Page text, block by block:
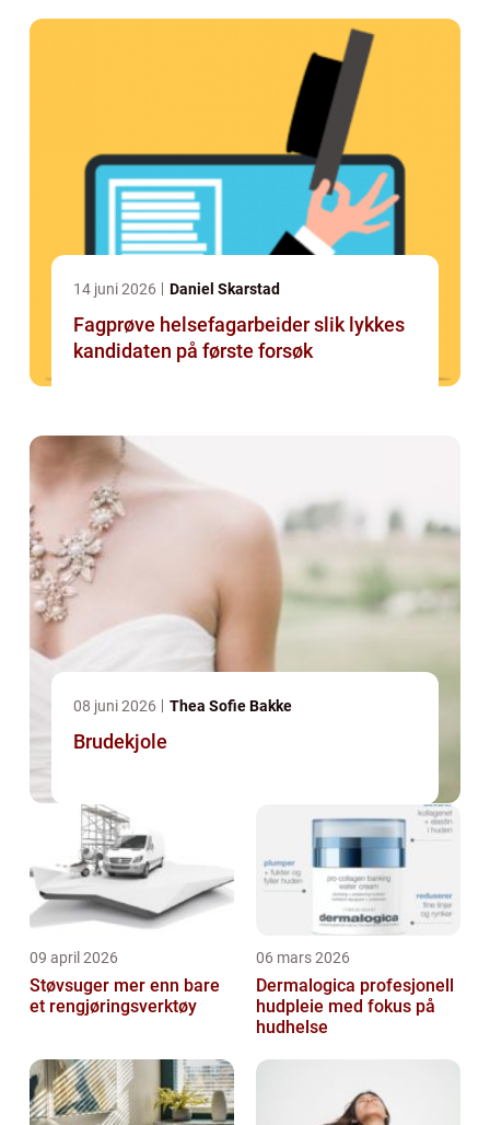
14 juni 2026 Daniel Skarstad
Fagprøve helsefagarbeider slik lykkes
kandidaten på første forsøk
08 juni 2026 Thea Sofie Bakke
Brudekjole
09 april 2026
Støvsuger mer enn bare
et rengjøringsverktøy
06 mars 2026
Dermalogica profesjonell
hudpleie med fokus på
hudhelse